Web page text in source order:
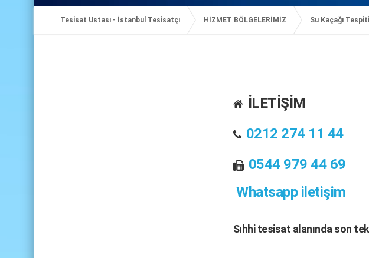
Tesisat Ustası - İstanbul Tesisatçı HİZMET BÖLGELERİMİZ Su Kaçağı Tespiti
İLETİŞİM
0212 274 11 44
0544 979 44 69
Whatsapp iletişim
Sıhhi tesisat alanında son